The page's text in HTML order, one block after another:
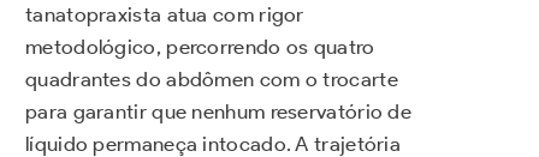
tanatopraxista atua com rigor
metodológico, percorrendo os quatro
quadrantes do abdômen com o trocarte
para garantir que nenhum reservatório de
líquido permaneça intocado. A trajetória